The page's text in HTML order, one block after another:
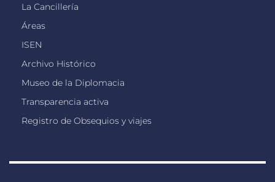
La Cancillería
Áreas
ISEN
Archivo Histórico
Museo de la Diplomacia
Transparencia activa
Registro de Obsequios y viajes